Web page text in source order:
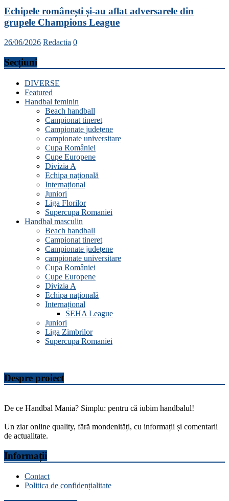
Echipele românești și-au aflat adversarele din
grupele Champions League
26/06/2026 Redactia 0
Secțiuni
DIVERSE
Featured
Handbal feminin
Beach handball
Campionat tineret
Campionate județene
campionate universitare
Cupa României
Cupe Europene
Divizia A
Echipa națională
Internațional
Juniori
Liga Florilor
Supercupa Romaniei
Handbal masculin
Beach handball
Campionat tineret
Campionate județene
campionate universitare
Cupa României
Cupe Europene
Divizia A
Echipa națională
Internațional
SEHA League
Juniori
Liga Zimbrilor
Supercupa Romaniei
Despre proiect
De ce Handbal Mania? Simplu: pentru că iubim handbalul!
Un ziar online quality, fără mondenități, cu informații și comentarii
de actualitate.
Informații
Contact
Politica de confidențialitate